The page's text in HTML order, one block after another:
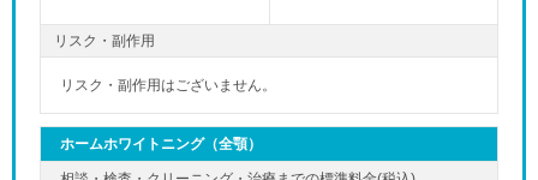
リスク・副作用
リスク・副作用はございません。
ホームホワイトニング（全顎）